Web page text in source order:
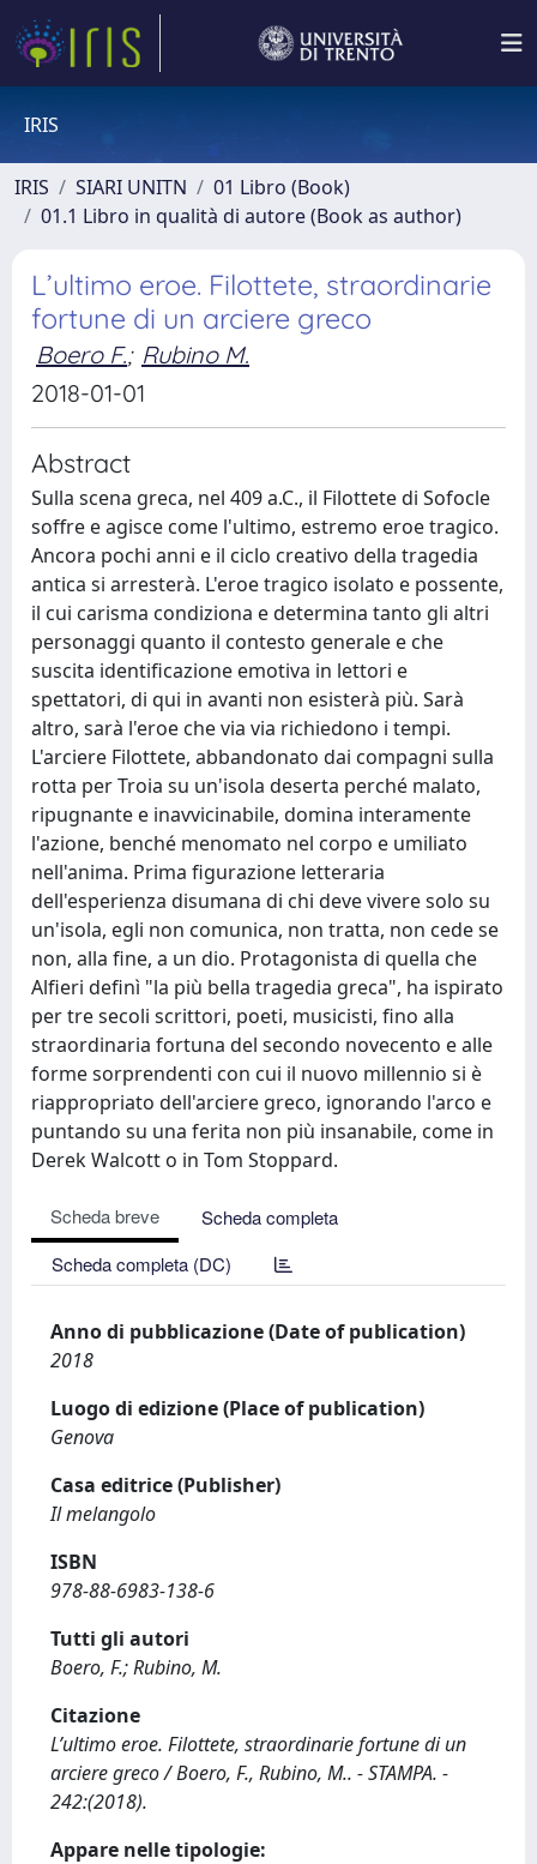
IRIS
IRIS SIARI UNITN
01 Libro (Book)
01.1 Libro in qualità di autore (Book as author)
L’ultimo eroe. Filottete, straordinarie
fortune di un arciere greco
Boero F.; Rubino M.
2018-01-01
Abstract
Sulla scena greca, nel 409 a.C., il Filottete di Sofocle
soffre e agisce come l'ultimo, estremo eroe tragico.
Ancora pochi anni e il ciclo creativo della tragedia
antica si arresterà. L'eroe tragico isolato e possente,
il cui carisma condiziona e determina tanto gli altri
personaggi quanto il contesto generale e che
suscita identificazione emotiva in lettori e
spettatori, di qui in avanti non esisterà più. Sarà
altro, sarà l'eroe che via via richiedono i tempi.
L'arciere Filottete, abbandonato dai compagni sulla
rotta per Troia su un'isola deserta perché malato,
ripugnante e inavvicinabile, domina interamente
l'azione, benché menomato nel corpo e umiliato
nell'anima. Prima figurazione letteraria
dell'esperienza disumana di chi deve vivere solo su
un'isola, egli non comunica, non tratta, non cede se
non, alla fine, a un dio. Protagonista di quella che
Alfieri definì "la più bella tragedia greca", ha ispirato
per tre secoli scrittori, poeti, musicisti, fino alla
straordinaria fortuna del secondo novecento e alle
forme sorprendenti con cui il nuovo millennio si è
riappropriato dell'arciere greco, ignorando l'arco e
puntando su una ferita non più insanabile, come in
Derek Walcott o in Tom Stoppard.
Scheda breve
Scheda completa
Scheda completa (DC)
Anno di pubblicazione (Date of publication)
2018
Luogo di edizione (Place of publication)
Genova
Casa editrice (Publisher)
Il melangolo
ISBN
978-88-6983-138-6
Tutti gli autori
Boero, F.; Rubino, M.
Citazione
L’ultimo eroe. Filottete, straordinarie fortune di un
arciere greco / Boero, F., Rubino, M.. - STAMPA. -
242:(2018).
Appare nelle tipologie: